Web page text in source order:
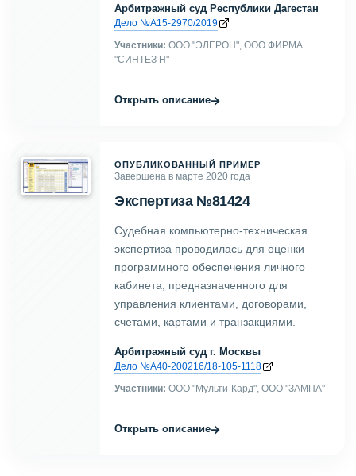
Арбитражный суд Республики Дагестан
Дело №А15-2970/2019
Участники: ООО "ЭЛЕРОН", ООО ФИРМА
"СИНТЕЗ Н"
Открыть описание→
ОПУБЛИКОВАННЫЙ ПРИМЕР
Завершена в марте 2020 года
Экспертиза №81424
Судебная компьютерно-техническая
экспертиза проводилась для оценки
программного обеспечения личного
кабинета, предназначенного для
управления клиентами, договорами,
счетами, картами и транзакциями.
Арбитражный суд г. Москвы
Дело №А40-200216/18-105-1118
Участники: ООО "Мульти-Кард", ООО "ЗАМПА"
Открыть описание→